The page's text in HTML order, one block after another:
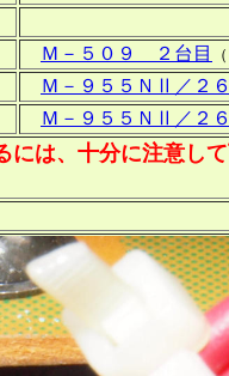
Ｍ－５０９ ２台目
Ｍ－９５５ＮⅡ／２
Ｍ－９５５ＮⅡ／２
には、十分に注意し